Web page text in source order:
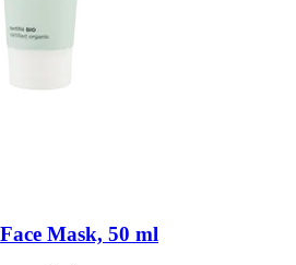
Mask, 50 ml